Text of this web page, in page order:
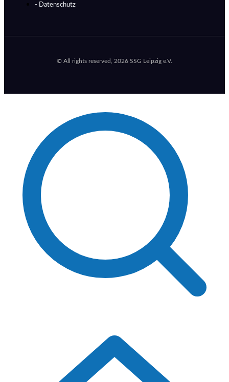
- Datenschutz
© All rights reserved, 2026 SSG Leipzig e.V.